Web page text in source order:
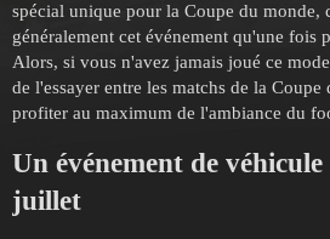
spécial unique pour la Coupe du monde,
généralement cet événement qu'une fois
Alors, si vous n'avez jamais joué ce
de l'essayer entre les matchs de la
profiter au maximum de l'ambiance du
Un événement de
juillet